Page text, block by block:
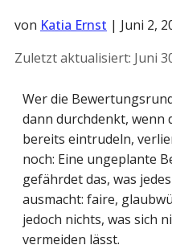
von Katia Ernst | Juni 2,
Zuletzt aktualisiert: Juni
Wer die
dann durchdenkt, wenn
bereits eintrudeln,
noch: Eine ungeplante
gefährdet das, was
ausmacht: faire,
jedoch nichts, was sich
vermeiden lässt.